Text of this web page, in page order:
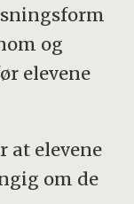
og
elevene
at elevene
om de